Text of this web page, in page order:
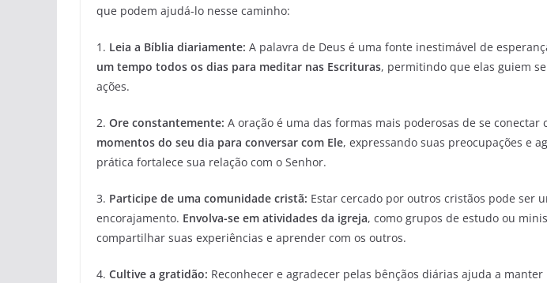
que podem ajudá-lo nesse caminho:
1. Leia a Bíblia diariamente: A palavra de Deus é uma fonte inestimável de
um tempo todos os dias para meditar nas Escrituras, permitindo que elas guiem
ações.
2. Ore constantemente: A oração é uma das formas mais poderosas de se conectar
momentos do seu dia para conversar com Ele, expressando suas preocupações e
prática fortalece sua relação com o Senhor.
3. Participe de uma comunidade cristã: Estar cercado por outros cristãos pode ser
encorajamento. Envolva-se em atividades da igreja, como grupos de estudo ou
compartilhar suas experiências e aprender com os outros.
4. Cultive a gratidão: Reconhecer e agradecer pelas bênçãos diárias ajuda a